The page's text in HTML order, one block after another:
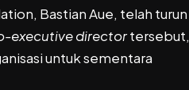
Bastian Aue, telah turun
executive directortersebut,
untuk sementara